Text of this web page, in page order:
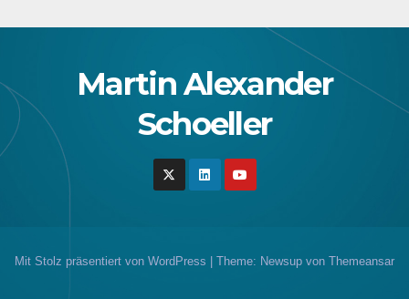
Martin Alexander
Schoeller
Mit Stolz präsentiert von WordPress Theme: Newsup von Themeansar